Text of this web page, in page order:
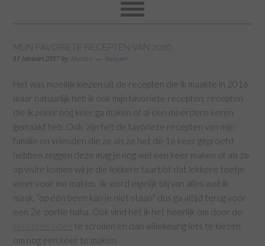
MIJN FAVORIETE RECEPTEN VAN 2016
11 januari 2017 by Marina Reageer
Het was moeilijk kiezen uit de recepten die ik maakte in 2016
maar natuurlijk heb ik ook mijn favoriete recepten, recepten
die ik zeker nog keer ga maken of al een meerdere keren
gemaakt heb. Ook zijn het de favoriete recepten van mijn
familie en vrienden die ze als ze het de 1e keer geproefd
hebben zeggen deze mag je nog wel een keer maken of als ze
op visite komen wil je die lekkere taart/of dat lekkere toetje
weer voor me maken. Ik word eigelijk blij van alles wat ik
maak, “op één been kan je niet staan” dus ga altijd terug voor
een 2e portie haha. Ook vind het ik het heerlijk om door de
te scrollen en dan willekeurig iets te kiezen
om nog een keer te maken.